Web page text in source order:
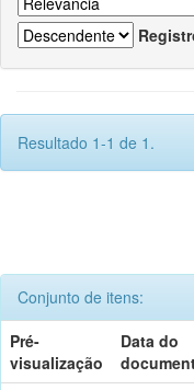
Resultado 1-1 de 1.
Conjunto de itens:
Pré-
visualização
Data do